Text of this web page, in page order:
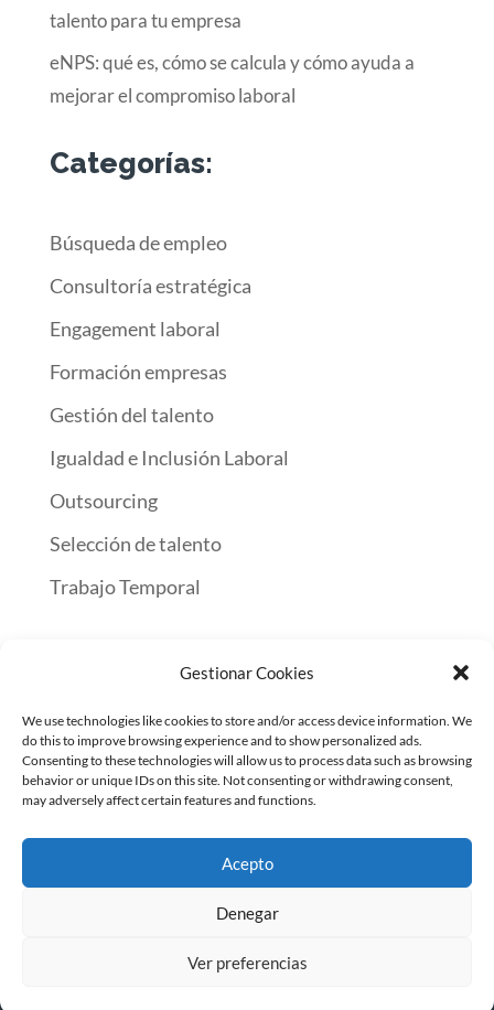
Gestionar Cookies
We use technologies like cookies to store and/or access device information. We
do this to improve browsing experience and to show personalized ads.
Consenting to these technologies will allow us to process data such as browsing
behavior or unique IDs on this site. Not consenting or withdrawing consent,
may adversely affect certain features and functions.
Acepto
Denegar
Ver preferencias
talento para tu empresa
eNPS: qué es, cómo se calcula y cómo ayuda a
mejorar el compromiso laboral
Categorías:
Búsqueda de empleo
Consultoría estratégica
Engagement laboral
Formación empresas
Gestión del talento
Igualdad e Inclusión Laboral
Outsourcing
Selección de talento
Trabajo Temporal
Contacto
© INTERIM GROUP | ETT · OUTSOURCING · SELECCIÓN
· FORMACIÓN | Todos los derechos reservados
Política de privacidad